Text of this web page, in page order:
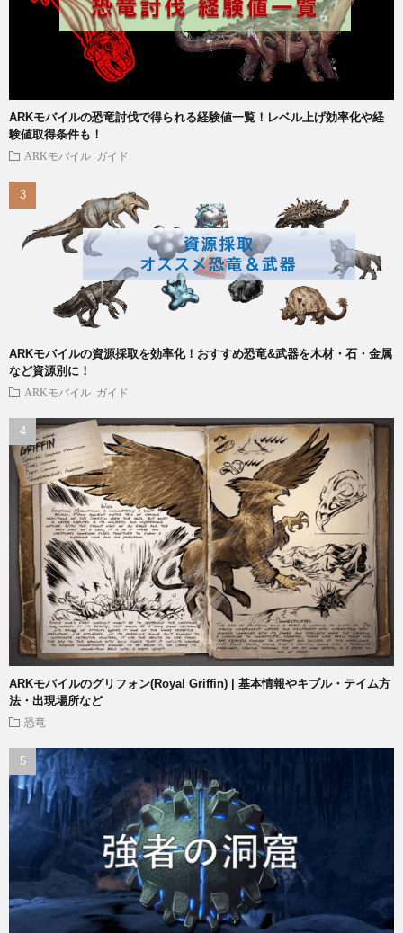
ARKモバイルの恐竜討伐で得られる経験値一覧！レベル上げ効率化や経
験値取得条件も！
ARKモバイル ガイド
ARKモバイルの資源採取を効率化！おすすめ恐竜&武器を木材・石・金属
など資源別に！
ARKモバイル ガイド
ARKモバイルのグリフォン(Royal Griffin) | 基本情報やキブル・テイム方
法・出現場所など
恐竜